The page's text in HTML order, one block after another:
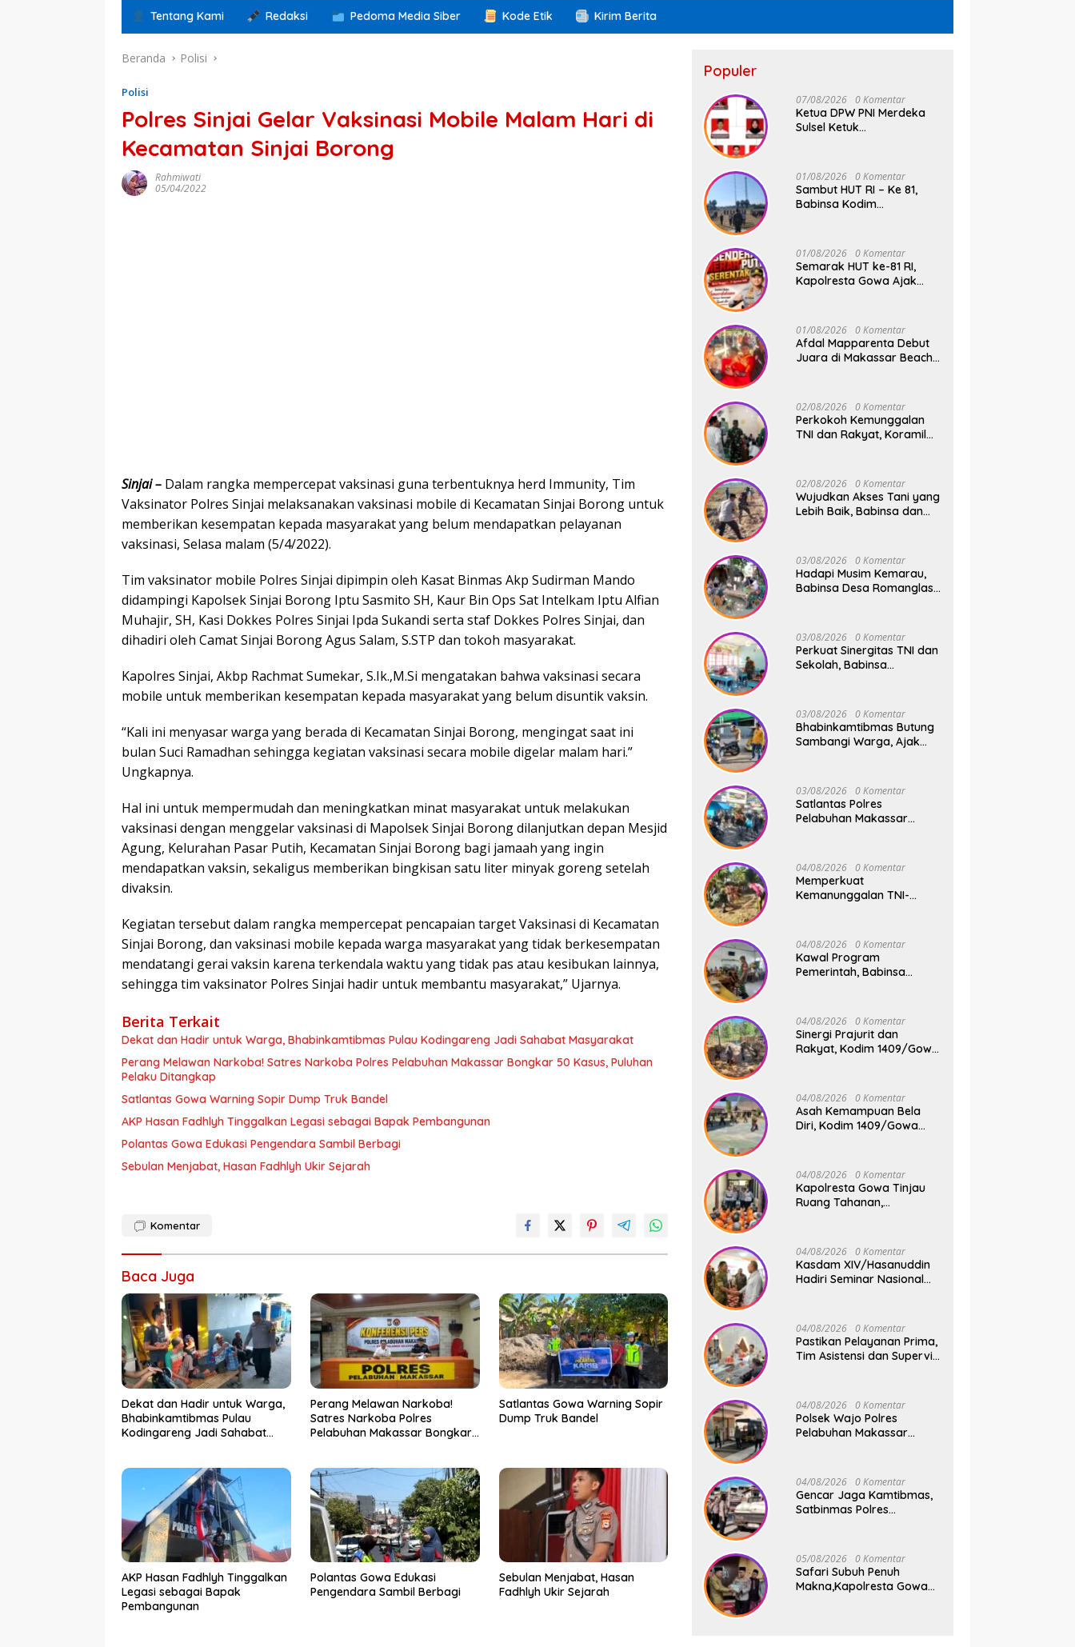
Tentang Kami Redaksi Pedoma Media Siber Kode Etik Kirim Berita
Beranda Polisi
Polisi
Polres Sinjai Gelar Vaksinasi Mobile Malam Hari di
Kecamatan Sinjai Borong
Rahmiwati
05/04/2022
Sinjai – Dalam rangka mempercepat vaksinasi guna terbentuknya herd Immunity, Tim
Vaksinator Polres Sinjai melaksanakan vaksinasi mobile di Kecamatan Sinjai Borong untuk
memberikan kesempatan kepada masyarakat yang belum mendapatkan pelayanan
vaksinasi, Selasa malam (5/4/2022).
Tim vaksinator mobile Polres Sinjai dipimpin oleh Kasat Binmas Akp Sudirman Mando
didampingi Kapolsek Sinjai Borong Iptu Sasmito SH, Kaur Bin Ops Sat Intelkam Iptu Alfian
Muhajir, SH, Kasi Dokkes Polres Sinjai Ipda Sukandi serta staf Dokkes Polres Sinjai, dan
dihadiri oleh Camat Sinjai Borong Agus Salam, S.STP dan tokoh masyarakat.
Kapolres Sinjai, Akbp Rachmat Sumekar, S.Ik.,M.Si mengatakan bahwa vaksinasi secara
mobile untuk memberikan kesempatan kepada masyarakat yang belum disuntik vaksin.
“Kali ini menyasar warga yang berada di Kecamatan Sinjai Borong, mengingat saat ini
bulan Suci Ramadhan sehingga kegiatan vaksinasi secara mobile digelar malam hari.”
Ungkapnya.
Hal ini untuk mempermudah dan meningkatkan minat masyarakat untuk melakukan
vaksinasi dengan menggelar vaksinasi di Mapolsek Sinjai Borong dilanjutkan depan Mesjid
Agung, Kelurahan Pasar Putih, Kecamatan Sinjai Borong bagi jamaah yang ingin
mendapatkan vaksin, sekaligus memberikan bingkisan satu liter minyak goreng setelah
divaksin.
Kegiatan tersebut dalam rangka mempercepat pencapaian target Vaksinasi di Kecamatan
Sinjai Borong, dan vaksinasi mobile kepada warga masyarakat yang tidak berkesempatan
mendatangi gerai vaksin karena terkendala waktu yang tidak pas atau kesibukan lainnya,
sehingga tim vaksinator Polres Sinjai hadir untuk membantu masyarakat,” Ujarnya.
Berita Terkait
Dekat dan Hadir untuk Warga, Bhabinkamtibmas Pulau Kodingareng Jadi Sahabat Masyarakat
Perang Melawan Narkoba! Satres Narkoba Polres Pelabuhan Makassar Bongkar 50 Kasus, Puluhan
Pelaku Ditangkap
Satlantas Gowa Warning Sopir Dump Truk Bandel
AKP Hasan Fadhlyh Tinggalkan Legasi sebagai Bapak Pembangunan
Polantas Gowa Edukasi Pengendara Sambil Berbagi
Sebulan Menjabat, Hasan Fadhlyh Ukir Sejarah
Komentar
Baca Juga
Dekat dan Hadir untuk Warga,
Bhabinkamtibmas Pulau
Kodingareng Jadi Sahabat
Perang Melawan Narkoba!
Satres Narkoba Polres
Pelabuhan Makassar Bongkar
Satlantas Gowa Warning Sopir
Dump Truk Bandel
AKP Hasan Fadhlyh Tinggalkan
Legasi sebagai Bapak
Pembangunan
Polantas Gowa Edukasi
Pengendara Sambil Berbagi
Sebulan Menjabat, Hasan
Fadhlyh Ukir Sejarah
Populer
07/08/2026 0 Komentar
Ketua DPW PNI Merdeka
Sulsel Ketuk
2026
01/08/2026 0 Komentar
Sambut HUT RI – Ke 81,
Babinsa Kodim
Kedisiplinan Calon
Paskibraka Kecamatan
Bontonompo
01/08/2026 0 Komentar
Semarak HUT ke-81 RI,
Kapolresta Gowa Ajak
01/08/2026 0 Komentar
Afdal Mapparenta Debut
Juara di Makassar Beach
02/08/2026 0 Komentar
Perkokoh Kemunggalan
TNI dan Rakyat, Koramil
02/08/2026 0 Komentar
Wujudkan Akses Tani yang
Lebih Baik, Babinsa dan
Swadaya
03/08/2026 0 Komentar
Hadapi Musim Kemarau,
Babinsa Desa Romanglasa
Kesehatan
03/08/2026 0 Komentar
Perkuat Sinergitas TNI dan
Sekolah, Babinsa
Center Malakaji
03/08/2026 0 Komentar
Bhabinkamtibmas Butung
Sambangi Warga, Ajak
03/08/2026 0 Komentar
Satlantas Polres
Pelabuhan Makassar
Aman dan Lancar
04/08/2026 0 Komentar
Memperkuat
Kemanunggalan TNI-
Gelar Karya Bakti
Bersama Pemdes Jipang
04/08/2026 0 Komentar
Kawal Program
Pemerintah, Babinsa
Tetebatu Pantau
Penyaluran Makan Bergizi
Gratis di SD Inpres
Biringkaloro
04/08/2026 0 Komentar
Sinergi Prajurit dan
Rakyat, Kodim 1409/Gowa
V di Dua Lokasi Vital
04/08/2026 0 Komentar
Asah Kemampuan Bela
Diri, Kodim 1409/Gowa
Profesionalisme Prajurit
04/08/2026 0 Komentar
Kapolresta Gowa Tinjau
Ruang Tahanan,
04/08/2026 0 Komentar
Kasdam XIV/Hasanuddin
Hadiri Seminar Nasional
Desa
04/08/2026 0 Komentar
Pastikan Pelayanan Prima,
Tim Asistensi dan Supervisi
Samapta dan Command
Center Polresta Gowa
04/08/2026 0 Komentar
Polsek Wajo Polres
Pelabuhan Makassar
Rawan Cegah Kejahatan
04/08/2026 0 Komentar
Gencar Jaga Kamtibmas,
Satbinmas Polres
Pelabuhan Paotere
05/08/2026 0 Komentar
Safari Subuh Penuh
Makna,Kapolresta Gowa